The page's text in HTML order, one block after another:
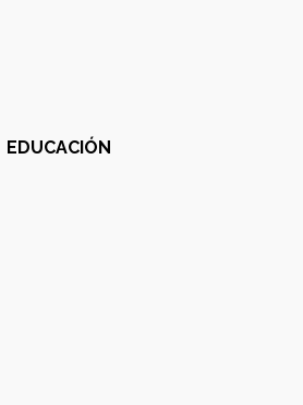
EDUCACIÓN